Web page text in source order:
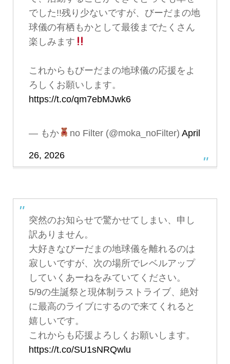
でした!!残り少ないですが、びーだまの地
球儀の有栖もかとして最後までたくさん
楽しみます
これからもびーだまの地球儀の応援をよ
ろしくお願いします。
https://t.co/qm7ebMJwk6
— もか no Filter (@moka_noFilter) April
26, 2026
突然のお知らせで驚かせてしまい、申し
訳ありません。
大好きなびーだまの地球儀を離れるのは
寂しいですが、次の場所でレベルアップ
していくあーねをみていてください。
5/9の生誕祭と現体制ラストライブ、絶対
に最高のライブにするので来てくれると
嬉しいです。
これからも応援よろしくお願いします。
https://t.co/SU1sNRQwlu